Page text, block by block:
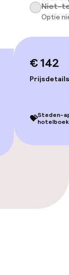
op
Niet-
Optie
€ 142
Prijsdetails
💝Steden-